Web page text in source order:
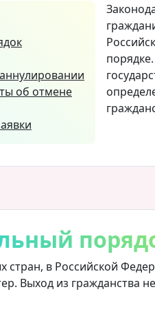
об отмене
стран, в Российской
Выход из гражданства